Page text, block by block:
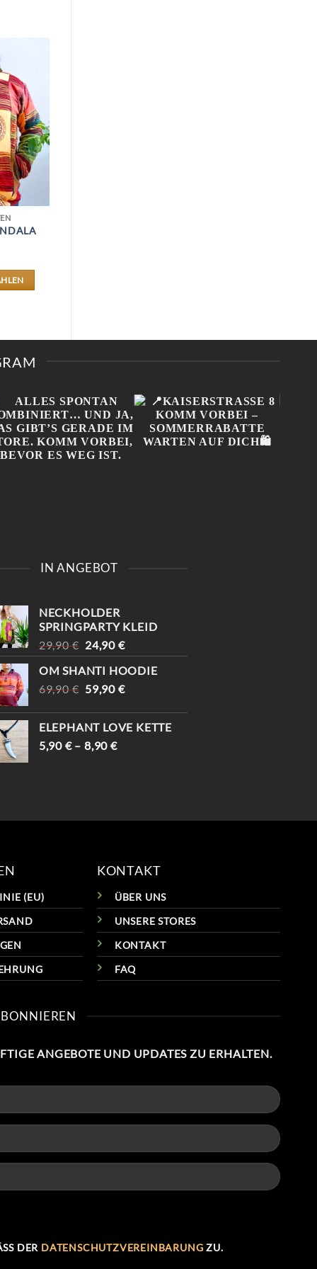
KOMBINIERT… UND JA,
DAS GIBT’S GERADE IM
IN ANGEBOT
NECKHOLDER
SPRINGPARTY KLEID
29,90€ URSPRÜNGLICHER
PREIS
WAR:
29,90 €
24,90 €AKTUELLER
PREIS
IST:
24,90 €.
OM SHANTI HOODIE
69,90€ URSPRÜNGLICHER
69,90 €
59,90 €AKTUELLER
59,90 €.
ELEPHANT LOVE KETTE
5,90 €–8,90€
(EU)
KONTAKT
ÜBER UNS
UNSERE STORES
KONTAKT
FAQ
ANGEBOTE UND UPDATES ZU ERHALTEN.
DER DATENSCHUTZVEREINBARUNG ZU.